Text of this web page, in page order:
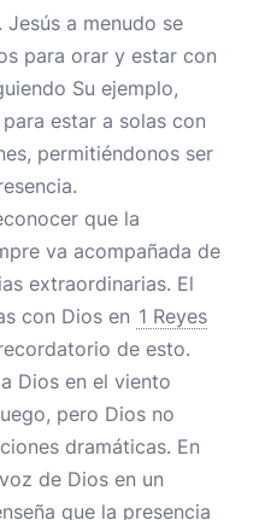
a menudo se
para orar y estar con
Su ejemplo,
estar a solas con
permitiéndonos ser
que la
va acompañada de
extraordinarias. El
con Dios en 1 Reyes
de esto.
Dios en el viento
pero Dios no
dramáticas. En
de Dios en un
que la presencia